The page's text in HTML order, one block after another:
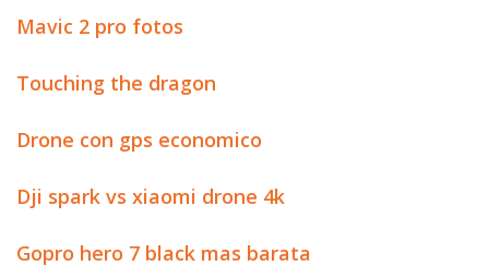
Mavic 2 pro fotos
Touching the dragon
Drone con gps economico
Dji spark vs xiaomi drone 4k
Gopro hero 7 black mas barata